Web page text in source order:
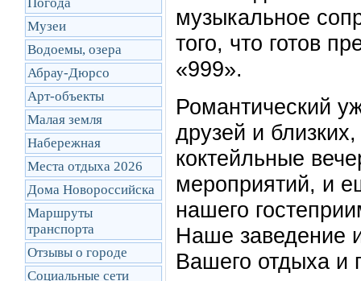
Музеи
Водоемы, озера
Абрау-Дюрсо
Арт-объекты
Малая земля
Набережная
Места отдыха 2026
Дома Новороссийска
Маршруты
транcпорта
Отзывы о городе
Социальные сети
музыкальное
того, что готов
«999».
Романтический
друзей и
коктейльные
мероприятий, и
нашего
Наше заведение
Вашего отдыха и